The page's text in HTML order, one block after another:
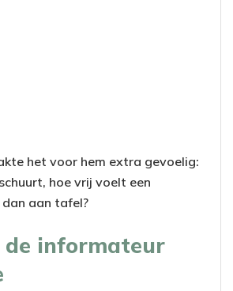
het voor hem extra gevoelig:
hoe vrij voelt een
aan tafel?
informateur